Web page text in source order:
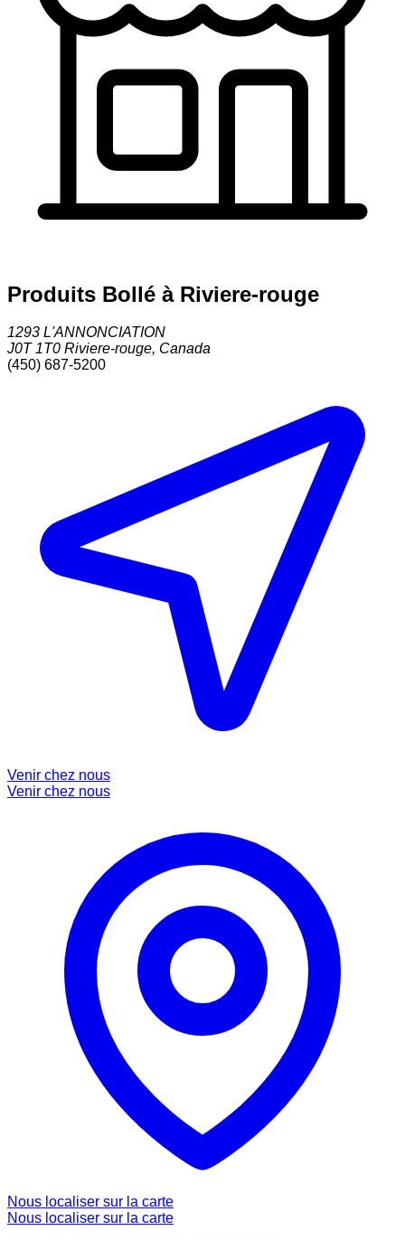
Produits Bollé à Riviere-rouge
1293 L'ANNONCIATION
J0T 1T0 Riviere-rouge, Canada
(450) 687-5200
Venir chez nous
Venir chez nous
Nous localiser sur la carte
Nous localiser sur la carte